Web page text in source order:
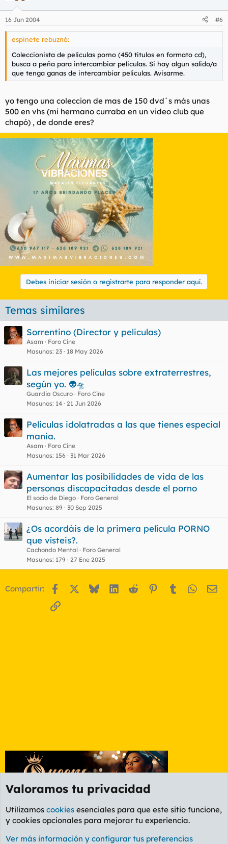
16 Jun 2004 #6
espinete rebuznó:
Coleccionista de peliculas porno (450 titulos en formato cd),
busca a peña para intercambiar peliculas. Si hay algun salido/a
que tenga ganas de intercambiar peliculas. Avisarme.
yo tengo una coleccion de mas de 150 dvd´s más unas
500 en vhs (mi hermano curraba en un video club que
chapó) , de donde eres?
Debes iniciar sesión o registrarte para responder aquí.
Temas similares
Sorrentino (Director y peliculas)
Asam
Foro Cine
Masunos 23 18 May 2026
Las mejores películas sobre extraterrestres,
según yo. 👽🛸
Guardia Oscuro
Foro Cine
Masunos 14 21 Jun 2026
Peliculas idolatradas a las que tienes especial
mania.
Asam
Foro Cine
Masunos 156 31 Mar 2026
Aumentar las posibilidades de vida de las
personas discapacitadas desde el porno
El socio de Diego
Foro General
Masunos 89 30 Sep 2025
¿Os acordáis de la primera película PORNO
que vísteis?.
Cachondo Mental
Foro General
Masunos 179 27 Ene 2025
Compartir: Facebook BlueskyLinkedIn
Reddit Pinterest
Tumblr
Enlace
Foro General
Valoramos tu privacidad
Utilizamos cookies esenciales para que este sitio funcione,
y cookies opcionales para mejorar tu experiencia.
Ver más información y configurar tus preferencias